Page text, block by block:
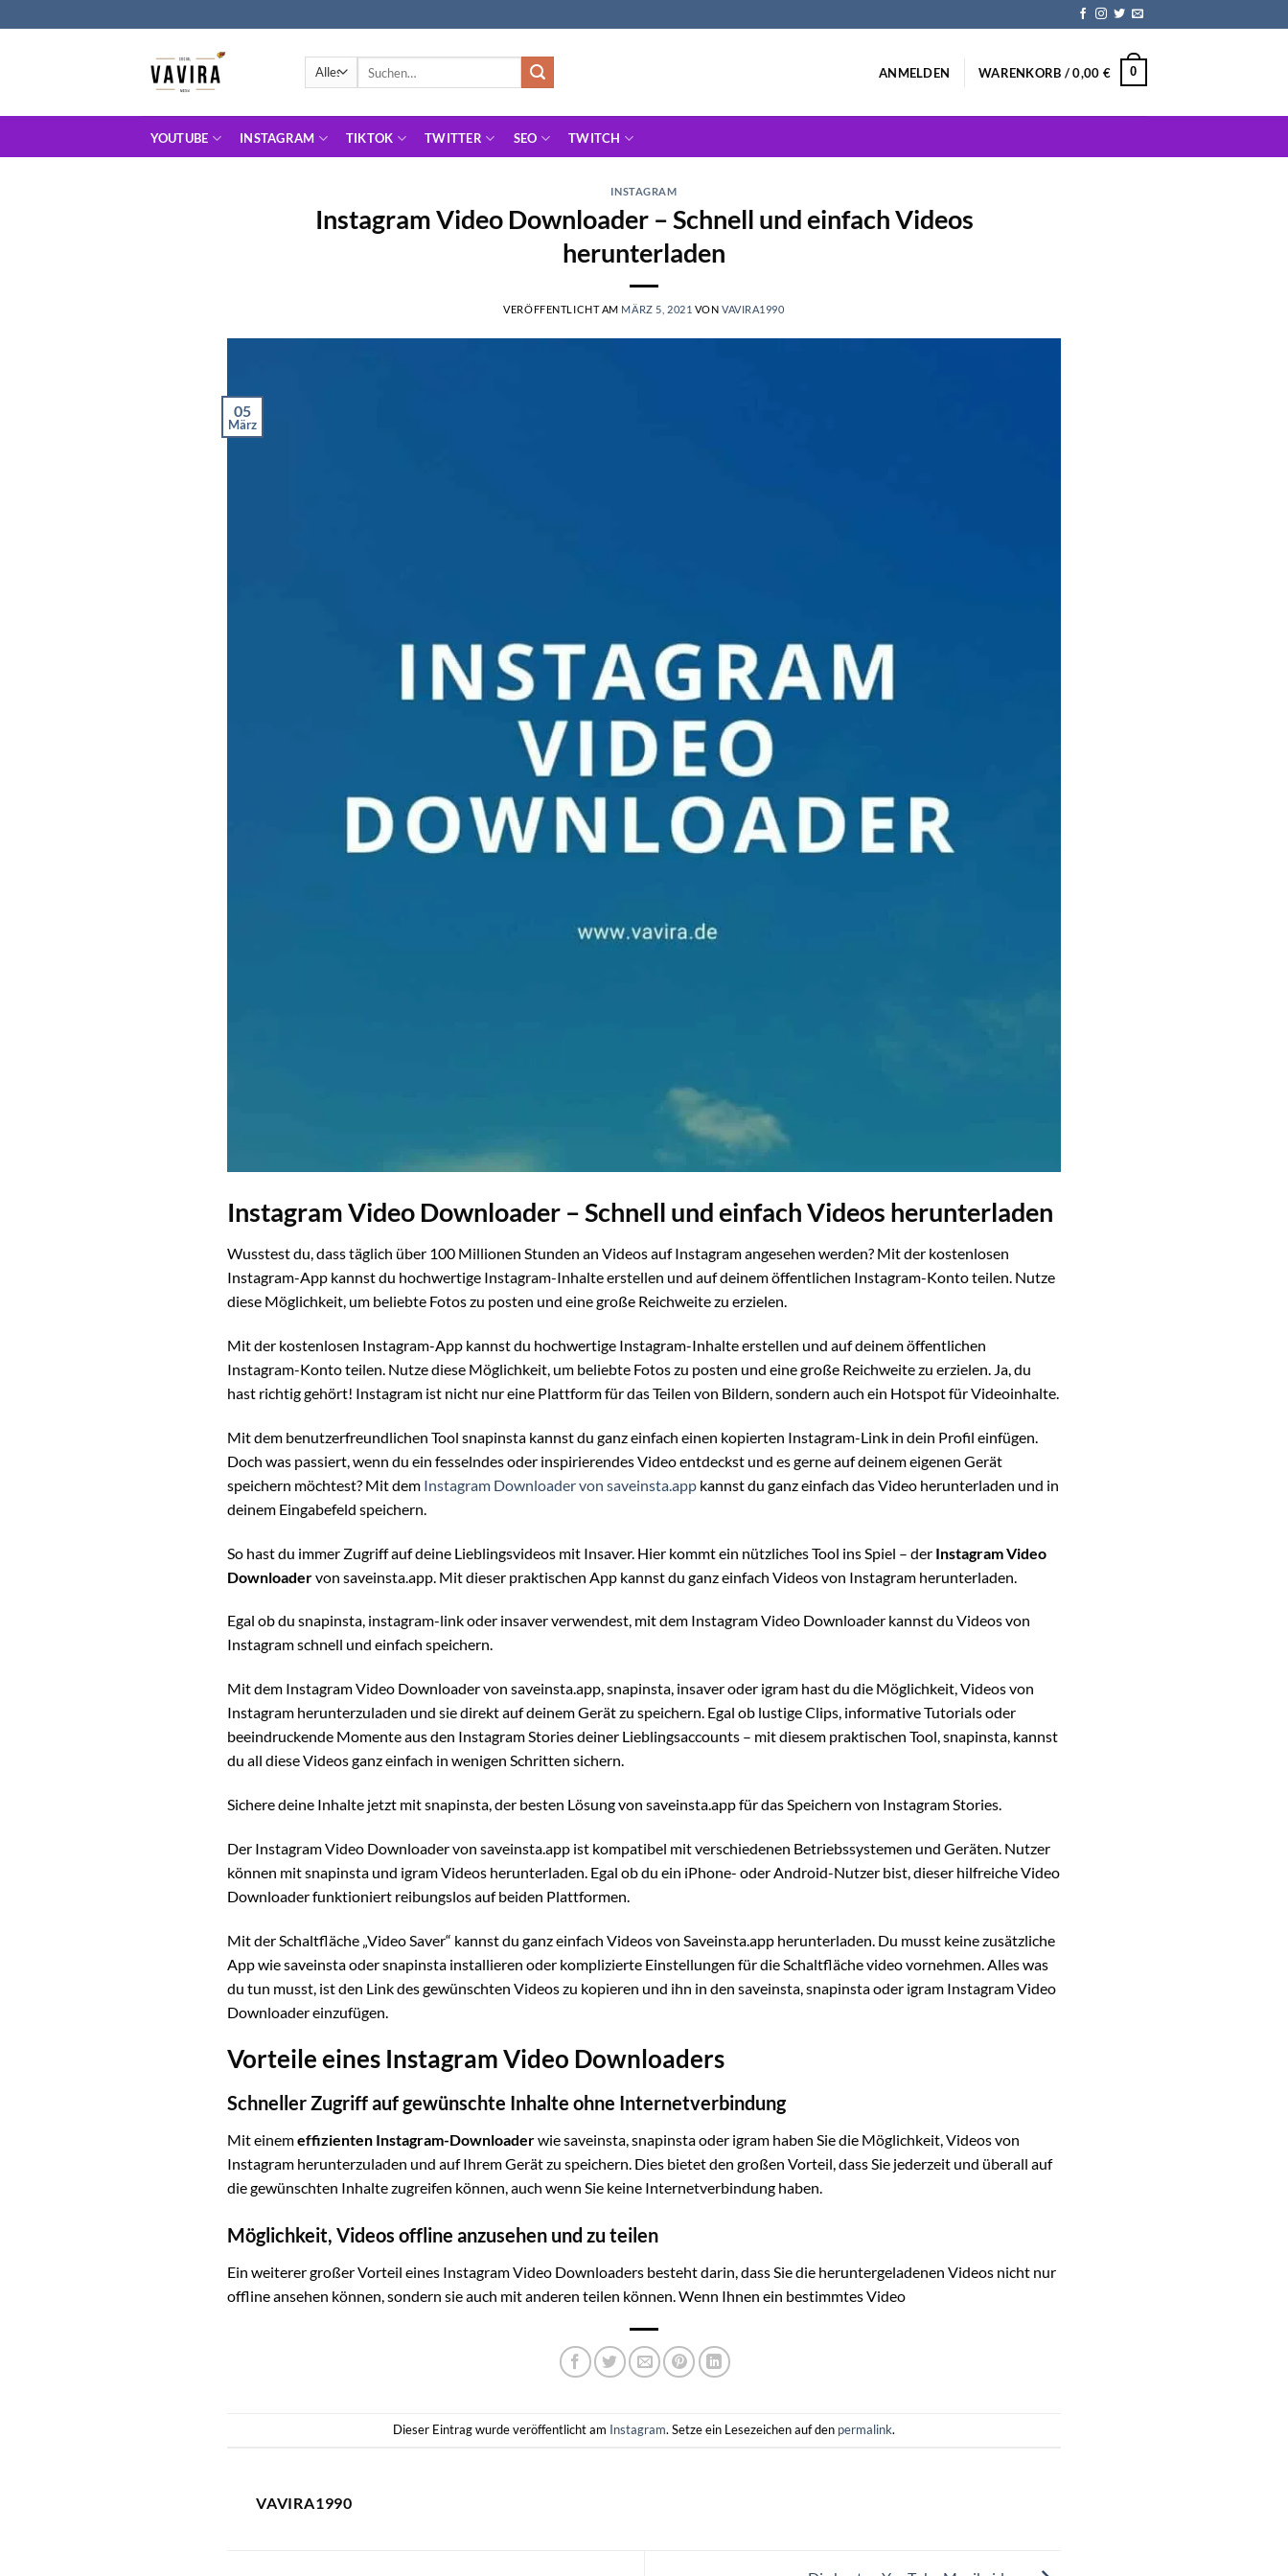
Inhalt
ANMELDEN WARENKORB /0,00 € 0
YOUTUBE INSTAGRAM TIKTOK TWITTER SEO TWITCH
INSTAGRAM
Instagram Video Downloader – Schnell und einfach Videos
herunterladen
VERÖFFENTLICHT AM MÄRZ 5, 2021 VONVAVIRA1990
05
März
Instagram Video Downloader – Schnell und einfach Videos herunterladen
Wusstest du, dass täglich über 100 Millionen Stunden an Videos auf Instagram angesehen werden? Mit der kostenlosen
Instagram-App kannst du hochwertige Instagram-Inhalte erstellen und auf deinem öffentlichen Instagram-Konto teilen. Nutze
diese Möglichkeit, um beliebte Fotos zu posten und eine große Reichweite zu erzielen.
Mit der kostenlosen Instagram-App kannst du hochwertige Instagram-Inhalte erstellen und auf deinem öffentlichen
Instagram-Konto teilen. Nutze diese Möglichkeit, um beliebte Fotos zu posten und eine große Reichweite zu erzielen. Ja, du
hast richtig gehört! Instagram ist nicht nur eine Plattform für das Teilen von Bildern, sondern auch ein Hotspot für Videoinhalte.
Mit dem benutzerfreundlichen Tool snapinsta kannst du ganz einfach einen kopierten Instagram-Link in dein Profil einfügen.
Doch was passiert, wenn du ein fesselndes oder inspirierendes Video entdeckst und es gerne auf deinem eigenen Gerät
speichern möchtest? Mit dem Instagram Downloader von saveinsta.app kannst du ganz einfach das Video herunterladen und in
deinem Eingabefeld speichern.
So hast du immer Zugriff auf deine Lieblingsvideos mit Insaver. Hier kommt ein nützliches Tool ins Spiel – der Instagram Video
Downloadervon saveinsta.app. Mit dieser praktischen App kannst du ganz einfach Videos von Instagram herunterladen.
Egal ob du snapinsta, instagram-link oder insaver verwendest, mit dem Instagram Video Downloader kannst du Videos von
Instagram schnell und einfach speichern.
Mit dem Instagram Video Downloader von saveinsta.app, snapinsta, insaver oder igram hast du die Möglichkeit, Videos von
Instagram herunterzuladen und sie direkt auf deinem Gerät zu speichern. Egal ob lustige Clips, informative Tutorials oder
beeindruckende Momente aus den Instagram Stories deiner Lieblingsaccounts – mit diesem praktischen Tool, snapinsta, kannst
du all diese Videos ganz einfach in wenigen Schritten sichern.
Sichere deine Inhalte jetzt mit snapinsta, der besten Lösung von saveinsta.app für das Speichern von Instagram Stories.
Der Instagram Video Downloader von saveinsta.app ist kompatibel mit verschiedenen Betriebssystemen und Geräten. Nutzer
können mit snapinsta und igram Videos herunterladen. Egal ob du ein iPhone- oder Android-Nutzer bist, dieser hilfreiche Video
Downloader funktioniert reibungslos auf beiden Plattformen.
Mit der Schaltfläche „Video Saver“ kannst du ganz einfach Videos von Saveinsta.app herunterladen. Du musst keine zusätzliche
App wie saveinsta oder snapinsta installieren oder komplizierte Einstellungen für die Schaltfläche video vornehmen. Alles was
du tun musst, ist den Link des gewünschten Videos zu kopieren und ihn in den saveinsta, snapinsta oder igram Instagram Video
Downloader einzufügen.
Vorteile eines Instagram Video Downloaders
Schneller Zugriff auf gewünschte Inhalte ohne Internetverbindung
Mit einemeffizienten Instagram-Downloaderwie saveinsta, snapinsta oder igram haben Sie die Möglichkeit, Videos von
Instagram herunterzuladen und auf Ihrem Gerät zu speichern. Dies bietet den großen Vorteil, dass Sie jederzeit und überall auf
die gewünschten Inhalte zugreifen können, auch wenn Sie keine Internetverbindung haben.
Möglichkeit, Videos offline anzusehen und zu teilen
Ein weiterer großer Vorteil eines Instagram Video Downloaders besteht darin, dass Sie die heruntergeladenen Videos nicht nur
offline ansehen können, sondern sie auch mit anderen teilen können. Wenn Ihnen ein bestimmtes Video
Dieser Eintrag wurde veröffentlicht am Instagram. Setze ein Lesezeichen auf den permalink.
VAVIRA1990